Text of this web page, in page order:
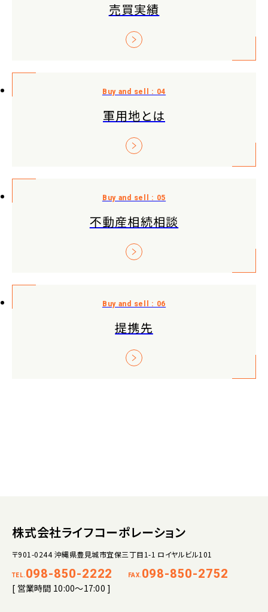
売買実績
軍用地とは
不動産相続相談
提携先
株式会社ライフコーポレーション
〒901-0244 沖縄県豊見城市宜保三丁目1-1 ロイヤルビル101
TEL. 098-850-2222 FAX. 098-850-2752
[ 営業時間 10:00～17:00 ]